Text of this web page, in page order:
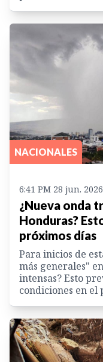
NACIONALES
6:41 PM 28 jun. 2026
¿Nueva onda
Honduras?
próximos días
Para inicios de
más generales"
intensas? Esto
condiciones en el